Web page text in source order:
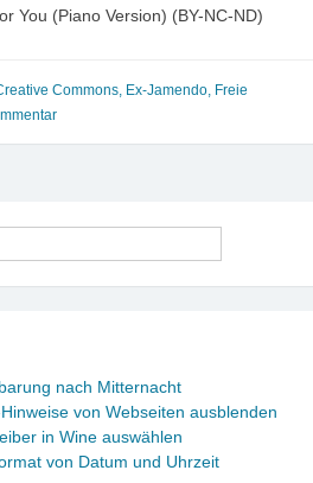
You (Piano Version) (BY-NC-ND)
Commons, Ex-Jamendo, Freie
nach Mitternacht
von Webseiten ausblenden
in Wine auswählen
von Datum und Uhrzeit